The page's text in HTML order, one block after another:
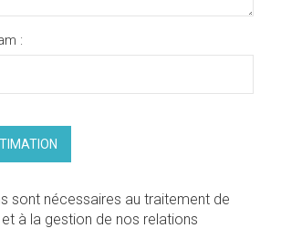
:
sont nécessaires au traitement de
à la gestion de nos relations